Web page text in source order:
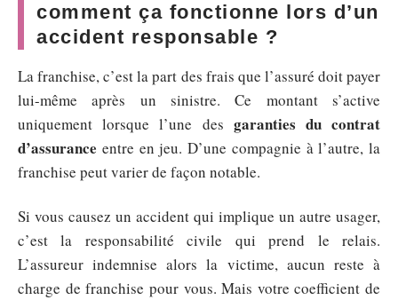
comment ça fonctionne lors d’un
accident responsable ?
La franchise, c’est la part des frais que l’assuré doit payer
lui-même après un sinistre. Ce montant s’active
uniquement lorsque l’une des garanties du contrat
d’assurance entre en jeu. D’une compagnie à l’autre, la
franchise peut varier de façon notable.
Si vous causez un accident qui implique un autre usager,
c’est la responsabilité civile qui prend le relais.
L’assureur indemnise alors la victime, aucun reste à
charge de franchise pour vous. Mais votre coefficient de